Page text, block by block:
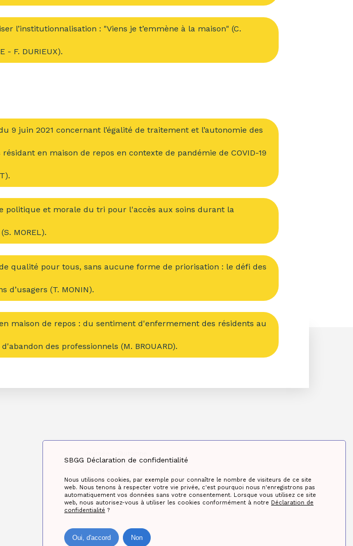
l’institutionnalisation : "Viens je t’emmène à la maison" (C.
- F. DURIEUX).
9 juin 2021 concernant l’égalité de traitement et l’autonomie des
résidant en maison de repos en contexte de pandémie de COVID-19
politique et morale du tri pour l'accès aux soins durant la
MOREL).
qualité pour tous, sans aucune forme de priorisation : le défi des
d’usagers (T. MONIN).
en maison de repos : du sentiment d'enfermement des résidents au
des professionnels (M. BROUARD).
Wintermeeting
Réseau de la SBGG
SBGG Déclaration de confidentialité
Nous utilisons cookies, par exemple pour connaître le nombre de visiteurs de ce site
web. Nous tenons à respecter votre vie privée, c'est pourquoi nous n'enregistrons pas
automatiquement vos données sans votre consentement. Lorsque vous utilisez ce site
web, nous autorisez-vous à utiliser les cookies conformément à notre Déclaration de
confidentialité ?
Oui, d'accord Non